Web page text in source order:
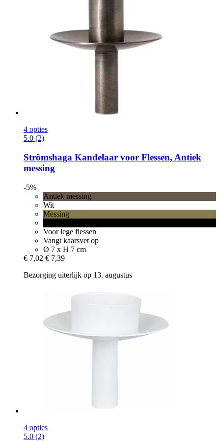
4 opties
5.0 (2)
Strömshaga Kandelaar voor Flessen, Antiek
messing
-5%
Antiek messing
Wit
Messing
Voor lege flessen
Vangt kaarsvet op
Ø 7 x H 7 cm
€ 7,02 € 7,39
Bezorging uiterlijk op 13. augustus
4 opties
5.0 (2)